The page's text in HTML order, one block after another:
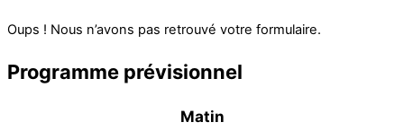
Oups ! Nous n’avons pas retrouvé votre formulaire.
Programme prévisionnel
Matin